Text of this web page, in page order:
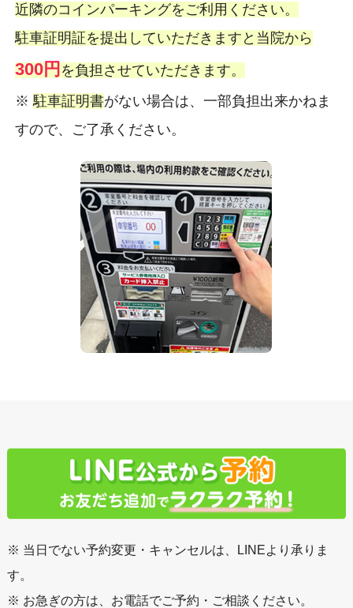
近隣のコインパーキングをご利用ください。
駐車証明証を提出していただきますと当院から
300円を負担させていただきます。
※ 駐車証明書がない場合は、一部負担出来かねま
すので、ご了承ください。
※ 当日でない予約変更・キャンセルは、LINEより承りま
す。
※ お急ぎの方は、お電話でご予約・ご相談ください。